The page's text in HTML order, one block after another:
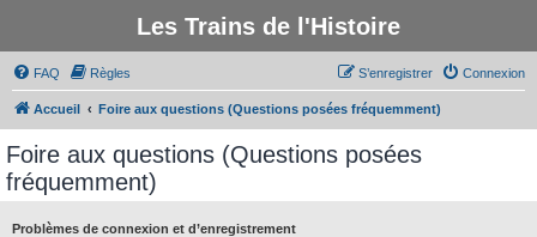
Les Trains de l'Histoire
FAQ Règles Connexion
S’enregistrer
Accueil Foire aux questions (Questions posées fréquemment)
Foire aux questions (Questions posées
fréquemment)
Problèmes de connexion et d’enregistrement